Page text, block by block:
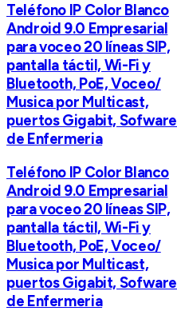
Teléfono IP Color Blanco
Android 9.0 Empresarial
para voceo 20 líneas SIP,
pantalla táctil, Wi-Fi y
Bluetooth, PoE, Voceo/
Musica por Multicast,
puertos Gigabit, Sofware
de Enfermeria
Teléfono IP Color Blanco
Android 9.0 Empresarial
para voceo 20 líneas SIP,
pantalla táctil, Wi-Fi y
Bluetooth, PoE, Voceo/
Musica por Multicast,
puertos Gigabit, Sofware
de Enfermeria